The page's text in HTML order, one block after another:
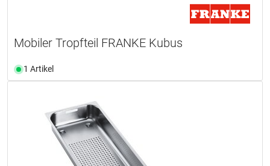
Mobiler Tropfteil FRANKE Kubus
1 Artikel